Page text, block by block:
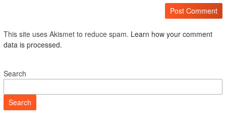
This site uses Akismet to reduce spam. Learn how your comment
data is processed.
Search
Search